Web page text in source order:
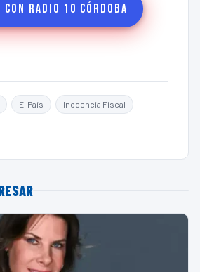
con Radio 10 Córdoba
El País Inocencia Fiscal